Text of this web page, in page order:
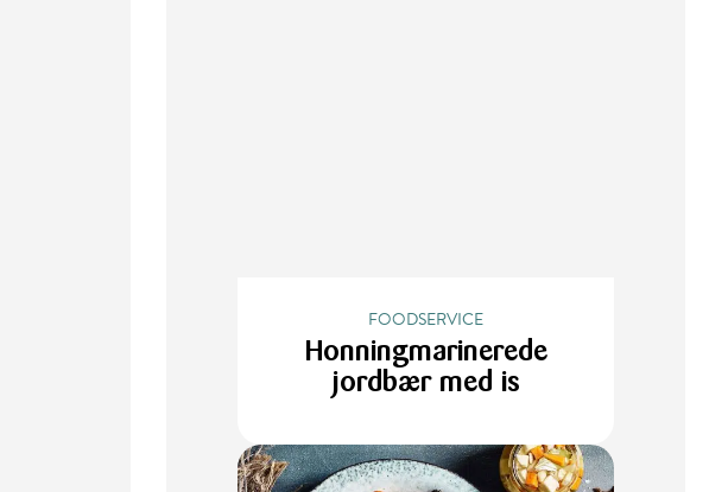
FOODSERVICE
Honningmarinerede
jordbær med is